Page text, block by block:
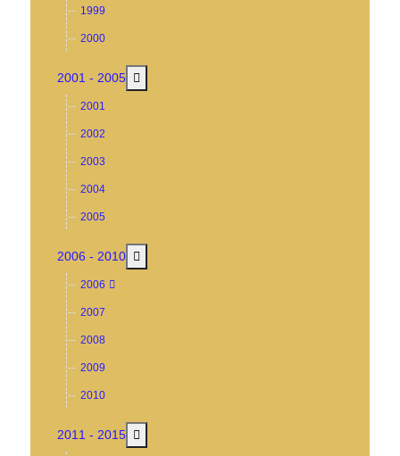
1999
2000
2001 - 2005
2001
2002
2003
2004
2005
2006 - 2010
2006
2007
2008
2009
2010
2011 - 2015